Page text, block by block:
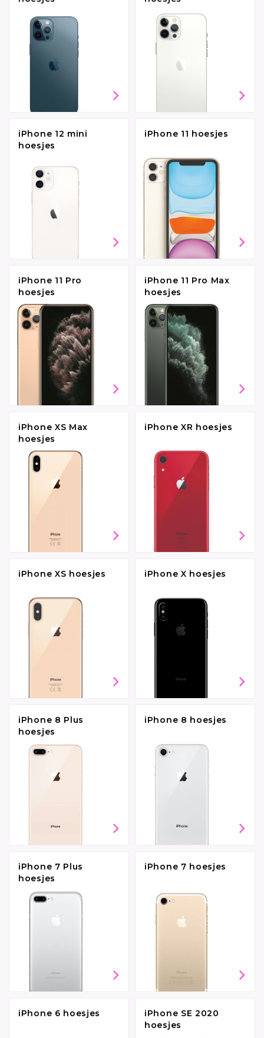
iPhone 12 mini
hoesjes
iPhone 11 hoesjes
iPhone 11 Pro
hoesjes
iPhone 11 Pro Max
hoesjes
iPhone XS Max
hoesjes
iPhone XR hoesjes
iPhone XS hoesjes iPhone X hoesjes
iPhone 8 Plus
hoesjes
iPhone 8 hoesjes
iPhone 7 Plus
hoesjes
iPhone 7 hoesjes
iPhone 6 hoesjes
iPhone SE 2020
hoesjes